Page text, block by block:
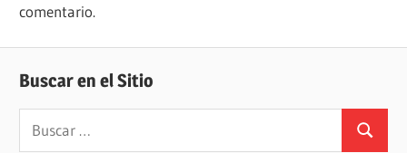
comentario.
Buscar en el Sitio
Buscar:
Buscar